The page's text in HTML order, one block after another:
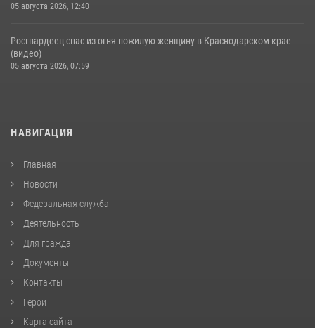
05 августа 2026, 12:40
Росгвардеец спас из огня пожилую женщину в Краснодарском крае
(видео)
05 августа 2026, 07:59
НАВИГАЦИЯ
Главная
Новости
Федеральная служба
Деятельность
Для граждан
Документы
Контакты
Герои
Карта сайта